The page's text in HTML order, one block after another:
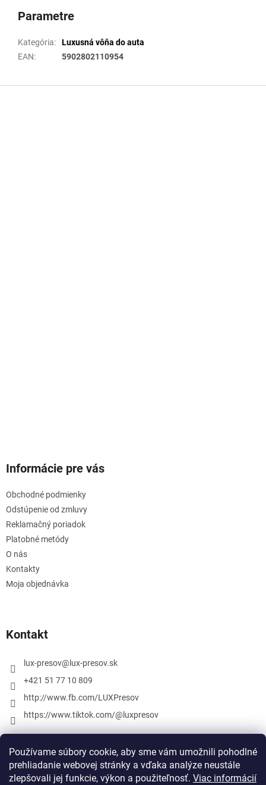
Používame súbory cookie, aby sme vám umožnili pohodlné
prehliadanie webovej stránky a vďaka analýze neustále
zlepšovali jej funkcie, výkon a použiteľnosť. Viac informácií
Parametre
Kategória:
Luxusná vôňa do auta
EAN: 5902802110954
Informácie pre vás
Obchodné podmienky
Odstúpenie od zmluvy
Reklamačný poriadok
Platobné metódy
O nás
Kontakty
Moja objednávka
Kontakt
lux-presov@ lux-presov.sk
+421 51 77 10 809
http://www.fb.com/LUXPresov
https://www.tiktok.com/@luxpresov